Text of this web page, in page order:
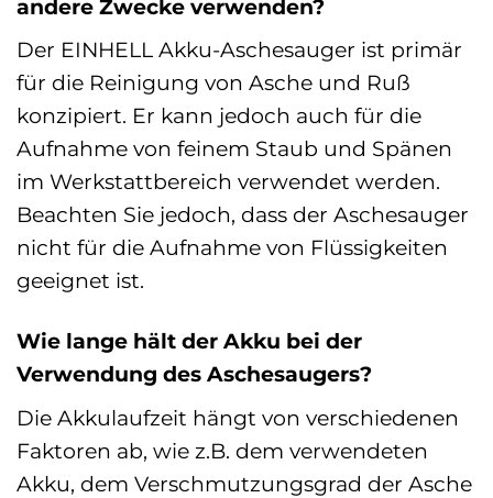
andere Zwecke verwenden?
Der EINHELL Akku-Aschesauger ist primär
für die Reinigung von Asche und Ruß
konzipiert. Er kann jedoch auch für die
Aufnahme von feinem Staub und Spänen
im Werkstattbereich verwendet werden.
Beachten Sie jedoch, dass der Aschesauger
nicht für die Aufnahme von Flüssigkeiten
geeignet ist.
Wie lange hält der Akku bei der
Verwendung des Aschesaugers?
Die Akkulaufzeit hängt von verschiedenen
Faktoren ab, wie z.B. dem verwendeten
Akku, dem Verschmutzungsgrad der Asche